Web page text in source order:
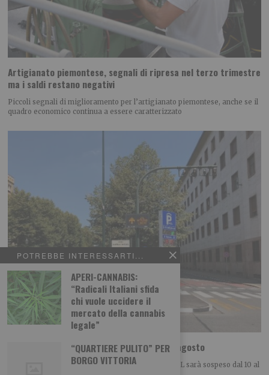
POTREBBE INTERESSARTI...
APERI-CANNABIS:
“Radicali Italiani sfida
chi vuole uccidere il
mercato della cannabis
legale”
“QUARTIERE PULITO” PER
BORGO VITTORIA
Artigianato piemontese, segnali di ripresa nel terzo trimestre
ma i saldi restano negativi
Piccoli segnali di miglioramento per l’artigianato piemontese, anche se il
quadro economico continua a essere caratterizzato
Strisce blu e ZTL, non si paga dal 10 al 23 agosto
Il pagamento della sosta sulle strisce blu e della ZTL sarà sospeso dal 10 al